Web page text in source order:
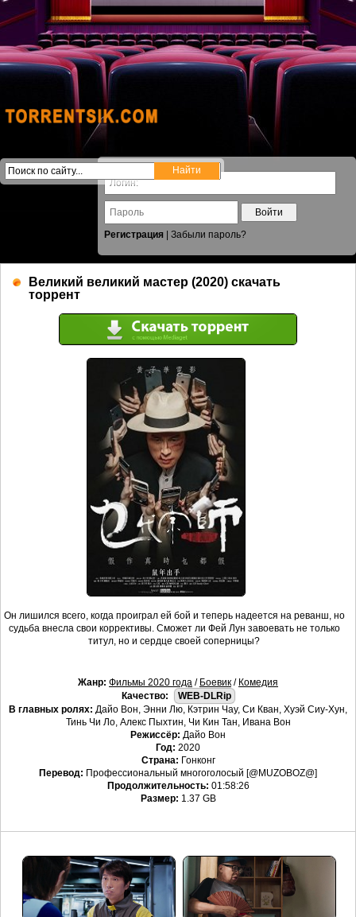
Войти
Регистрация
Забыли пароль?
Великий великий мастер (2020) скачать
торрент
Он лишился всего, когда проиграл ей бой и теперь надеется на реванш, но
судьба внесла свои коррективы. Сможет ли Фей Лун завоевать не только
титул, но и сердце своей соперницы?
Жанр: Фильмы 2020 года / Боевик / Комедия
Качество:
WEB-DLRip
В главных ролях: Дайо Вон, Энни Лю, Кэтрин Чау, Си Кван, Хуэй Сиу-Хун,
Тинь Чи Ло, Алекс Пыхтин, Чи Кин Тан, Ивана Вон
Режиссёр: Дайо Вон
Год: 2020
Страна: Гонконг
Перевод: Профессиональный многоголосый [@MUZOBOZ@]
Продолжительность: 01:58:26
Размер: 1.37 GB